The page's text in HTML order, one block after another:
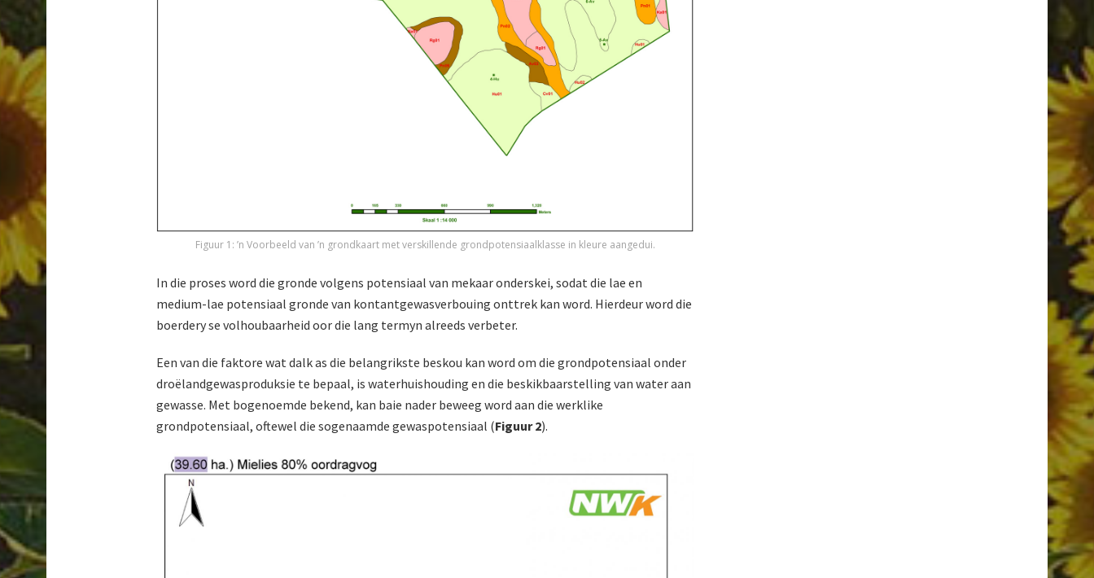
Figuur 1: ’n Voorbeeld van ’n grondkaart met verskillende grondpotensiaalklasse in kleure aangedui.
In die proses word die gronde volgens potensiaal van mekaar onderskei, sodat die lae en
medium-lae poten­siaal gronde van kontantgewasverbouing onttrek kan word. Hierdeur word die
boerdery se volhoubaarheid oor die lang termyn alreeds verbeter.
Een van die faktore wat dalk as die belangrikste beskou kan word om die grondpotensiaal onder
droëlandgewasproduksie te bepaal, is waterhuishouding en die beskikbaarstelling van water aan
gewasse. Met bogenoemde bekend, kan baie nader beweeg word aan die werklike
grondpotensiaal, oftewel die sogenaamde gewaspotensiaal (Figuur 2).